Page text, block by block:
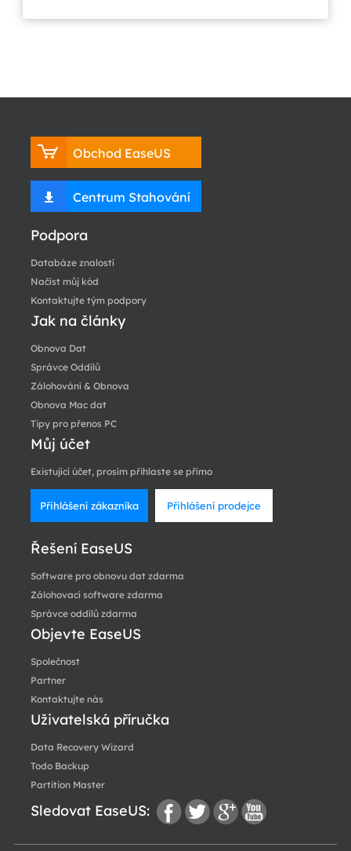
Obchod EaseUS
Centrum Stahování
Podpora
Databáze znalostí
Načíst můj kód
Kontaktujte tým podpory
Jak na články
Obnova Dat
Správce Oddílů
Zálohování & Obnova
Obnova Mac dat
Tipy pro přenos PC
Můj účet
Existující účet, prosím přihlaste se přímo
Přihlášení zákazníka Přihlášení prodejce
Řešení EaseUS
Software pro obnovu dat zdarma
Zálohovací software zdarma
Správce oddílů zdarma
Objevte EaseUS
Společnost
Partner
Kontaktujte nás
Uživatelská příručka
Data Recovery Wizard
Todo Backup
Partition Master
Sledovat EaseUS:
fac twi go you